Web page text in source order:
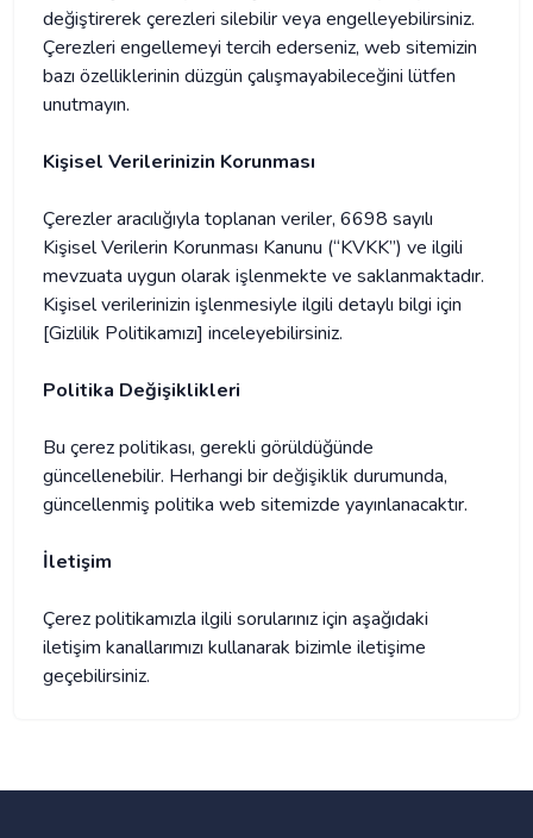
değiştirerek çerezleri silebilir veya engelleyebilirsiniz.
Çerezleri engellemeyi tercih ederseniz, web sitemizin
bazı özelliklerinin düzgün çalışmayabileceğini lütfen
unutmayın.​
Kişisel Verilerinizin Korunması
Çerezler aracılığıyla toplanan veriler, 6698 sayılı
Kişisel Verilerin Korunması Kanunu (“KVKK”) ve ilgili
mevzuata uygun olarak işlenmekte ve saklanmaktadır.
Kişisel verilerinizin işlenmesiyle ilgili detaylı bilgi için
[Gizlilik Politikamızı] inceleyebilirsiniz.​
Politika Değişiklikleri
Bu çerez politikası, gerekli görüldüğünde
güncellenebilir. Herhangi bir değişiklik durumunda,
güncellenmiş politika web sitemizde yayınlanacaktır.​
İletişim
Çerez politikamızla ilgili sorularınız için aşağıdaki
iletişim kanallarımızı kullanarak bizimle iletişime
geçebilirsiniz.